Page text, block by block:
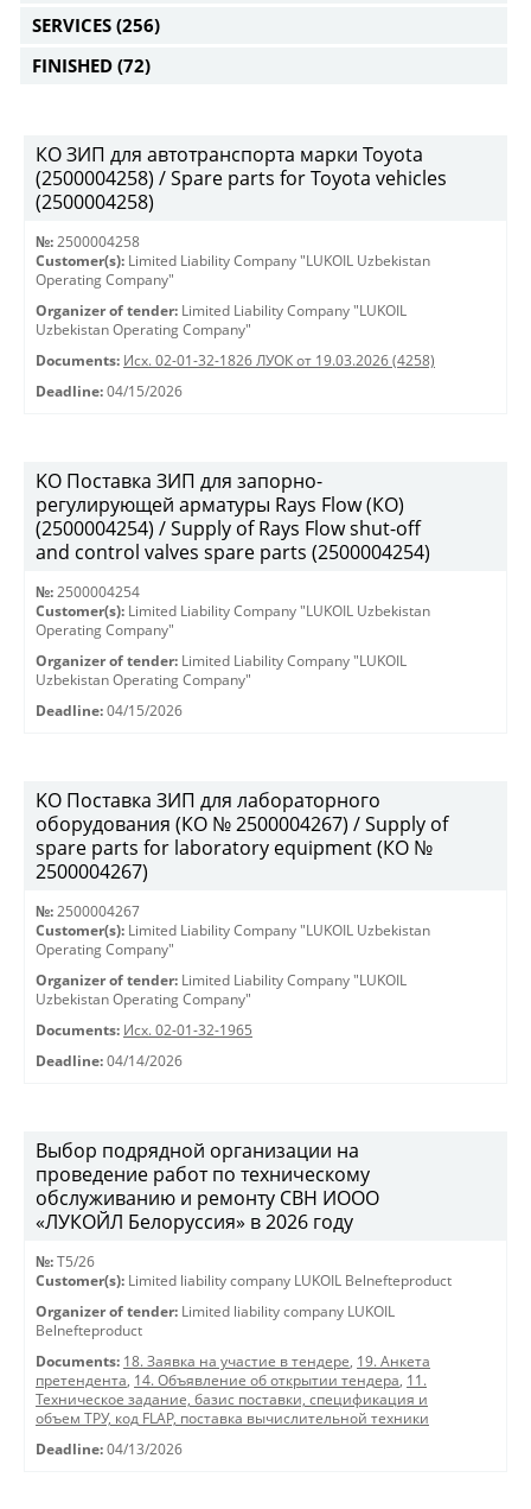
SERVICES (256)
FINISHED (72)
КО ЗИП для автотранспорта марки Toyota
(2500004258) / Spare parts for Toyota vehicles
(2500004258)
№: 2500004258
Customer(s): Limited Liability Company "LUKOIL Uzbekistan
Operating Company"
Organizer of tender: Limited Liability Company "LUKOIL
Uzbekistan Operating Company"
Documents: Исх. 02-01-32-1826 ЛУОК от 19.03.2026 (4258)
Deadline: 04/15/2026
KO Поставка ЗИП для запорно-
регулирующей арматуры Rays Flow (КО)
(2500004254) / Supply of Rays Flow shut-off
and control valves spare parts (2500004254)
№: 2500004254
Customer(s): Limited Liability Company "LUKOIL Uzbekistan
Operating Company"
Organizer of tender: Limited Liability Company "LUKOIL
Uzbekistan Operating Company"
Deadline: 04/15/2026
KO Поставка ЗИП для лабораторного
оборудования (КО № 2500004267) / Supply of
spare parts for laboratory equipment (КО №
2500004267)
№: 2500004267
Customer(s): Limited Liability Company "LUKOIL Uzbekistan
Operating Company"
Organizer of tender: Limited Liability Company "LUKOIL
Uzbekistan Operating Company"
Documents: Исх. 02-01-32-1965
Deadline: 04/14/2026
Выбор подрядной организации на
проведение работ по техническому
обслуживанию и ремонту СВН ИООО
«ЛУКОЙЛ Белоруссия» в 2026 году
№: T5/26
Customer(s): Limited liability company LUKOIL Belnefteproduct
Organizer of tender: Limited liability company LUKOIL
Belnefteproduct
Documents: 18. Заявка на участие в тендере, 19. Анкета
претендента, 14. Объявление об открытии тендера, 11.
Техническое задание, базис поставки, спецификация и
объем ТРУ, код FLAP, поставка вычислительной техники
Deadline: 04/13/2026